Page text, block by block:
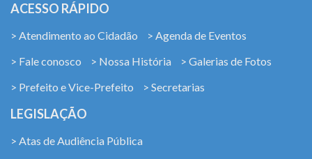
ACESSO RÁPIDO
> Atendimento ao Cidadão
> Agenda de Eventos
> Fale conosco
> Nossa História
> Galerias de Fotos
> Prefeito e Vice-Prefeito
> Secretarias
LEGISLAÇÃO
> Atas de Audiência Pública